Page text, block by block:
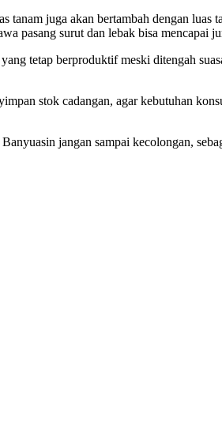
juga akan bertambah dengan
pasang surut dan lebak bisa mencapai
tetap berproduktif meski ditengah
stok cadangan, agar kebutuhan
jangan sampai kecolongan,